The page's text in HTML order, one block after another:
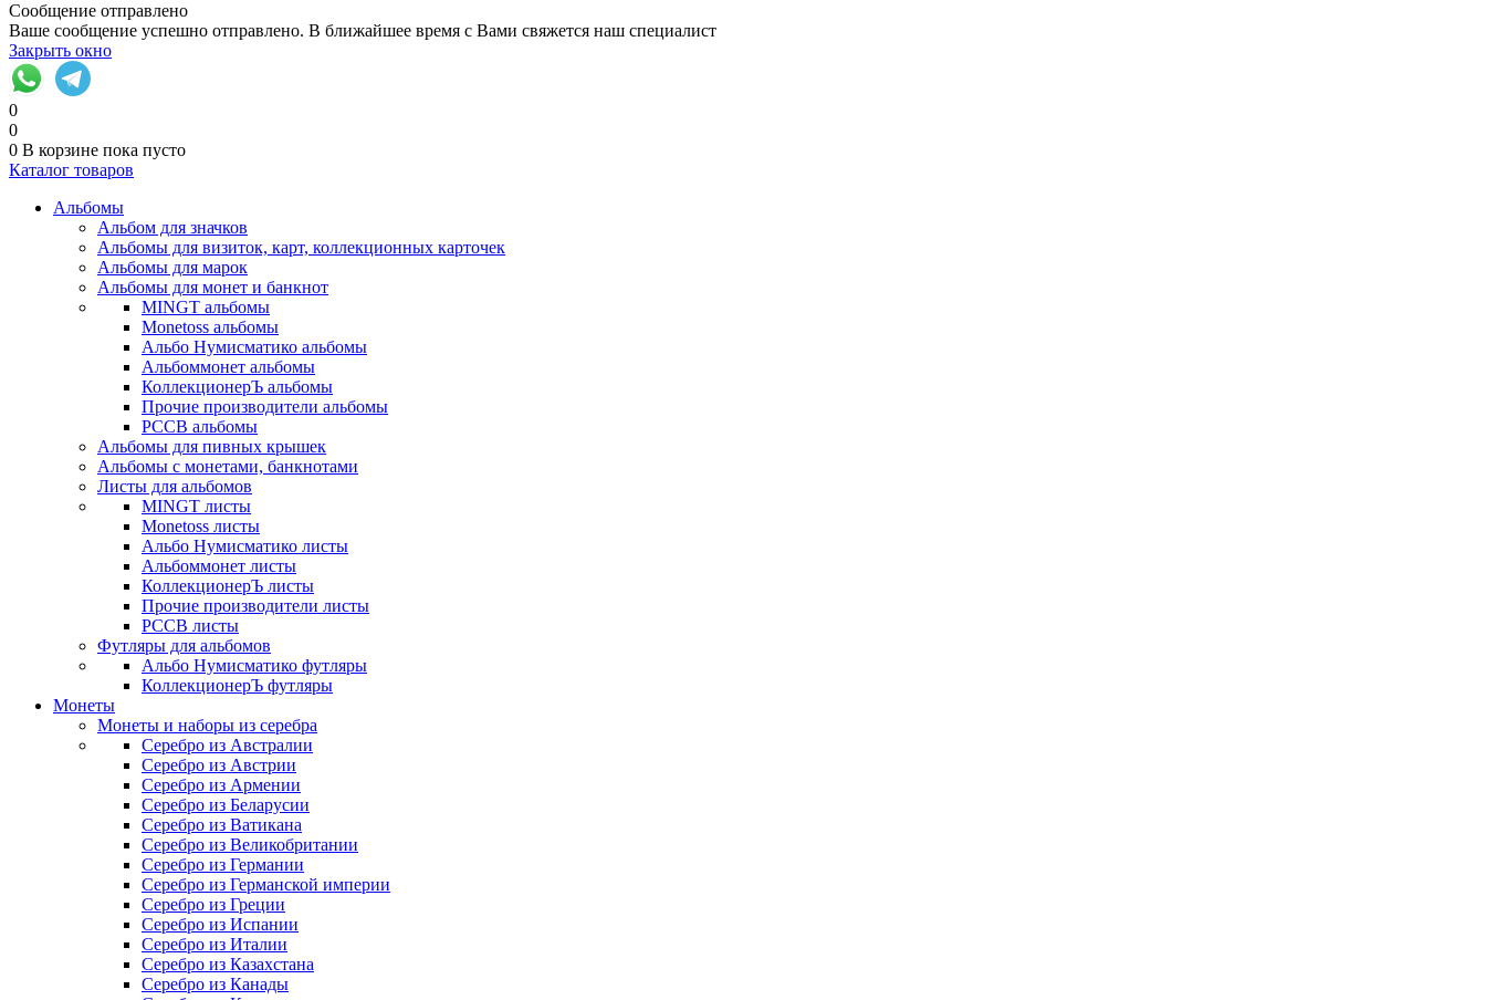
Сообщение отправлено
Ваше сообщение успешно отправлено. В ближайшее время с Вами свяжется наш специалист
Закрыть окно
0
0
0 В корзине пока пусто
Каталог товаров
Альбомы
Альбом для значков
Альбомы для визиток, карт, коллекционных карточек
Альбомы для марок
Альбомы для монет и банкнот
MINGT альбомы
Monetoss альбомы
Альбо Нумисматико альбомы
Альбоммонет альбомы
КоллекционерЪ альбомы
Прочие производители альбомы
РССВ альбомы
Альбомы для пивных крышек
Альбомы с монетами, банкнотами
Листы для альбомов
MINGT листы
Monetoss листы
Альбо Нумисматико листы
Альбоммонет листы
КоллекционерЪ листы
Прочие производители листы
РССВ листы
Футляры для альбомов
Альбо Нумисматико футляры
КоллекционерЪ футляры
Монеты
Монеты и наборы из серебра
Серебро из Австралии
Серебро из Австрии
Серебро из Армении
Серебро из Беларусии
Серебро из Ватикана
Серебро из Великобритании
Серебро из Германии
Серебро из Германской империи
Серебро из Греции
Серебро из Испании
Серебро из Италии
Серебро из Казахстана
Серебро из Канады